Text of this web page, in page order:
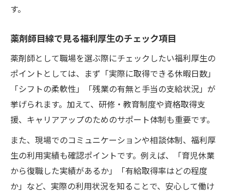
す。
薬剤師目線で見る福利厚生のチェック項目
薬剤師として職場を選ぶ際にチェックしたい福利厚生の
ポイントとしては、まず「実際に取得できる休暇日数」
「シフトの柔軟性」「残業の有無と手当の支給状況」が
挙げられます。加えて、研修・教育制度や資格取得支
援、キャリアアップのためのサポート体制も重要です。
また、現場でのコミュニケーションや相談体制、福利厚
生の利用実績も確認ポイントです。例えば、「育児休業
から復職した実績があるか」「有給取得率はどの程度
か」など、実際の利用状況を知ることで、安心して働け